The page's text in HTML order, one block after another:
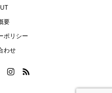
要
ポリシー
わせ